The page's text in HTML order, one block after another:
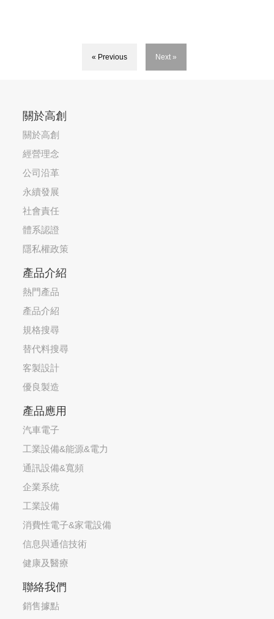
« Previous Next »
關於高創
關於高創
經營理念
公司沿革
永續發展
社會責任
體系認證
隱私權政策
產品介紹
熱門產品
產品介紹
規格搜尋
替代料搜尋
客製設計
優良製造
產品應用
汽車電子
工業設備&能源&電力
通訊設備&寬頻
企業系统
工業設備
消費性電子&家電設備
信息與通信技術
健康及醫療
聯絡我們
銷售據點